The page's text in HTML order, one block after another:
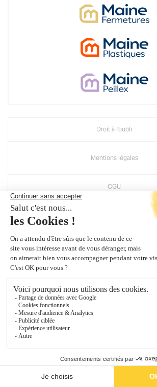
0
Droit à l'oubli
Mentions légales
CGU
Politique d'utilisation des médias sociaux de
Suppression compte Mirage
Crédits Agence de
Groupe Maine, une société du groupe